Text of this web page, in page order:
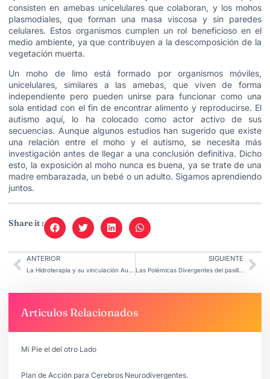
consisten en amebas unicelulares que colaboran, y los mohos
plasmodiales, que forman una masa viscosa y sin paredes
celulares. Estos organismos cumplen un rol beneficioso en el
medio ambiente, ya que contribuyen a la descomposición de la
vegetación muerta.
Un moho de limo está formado por organismos móviles,
unicelulares, similares a las amebas, que viven de forma
independiente pero pueden unirse para funcionar como una
sola entidad con el fin de encontrar alimento y reproducirse. El
autismo aquí, lo ha colocado como actor activo de sus
secuencias. Aunque algunos estudios han sugerido que existe
una relación entre el moho y el autismo, se necesita más
investigación antes de llegar a una conclusión definitiva. Dicho
esto, la exposición al moho nunca es buena, ya se trate de una
madre embarazada, un bebé o un adulto. Sigamos aprendiendo
juntos.
Share it :
ANTERIOR SIGUIENTE
Las Polémicas Divergentes del pasillo de al Lado.
Articulos Relacionados
Mi Pie el del otro Lado
Plan de Acción para Cerebros Neurodivergentes.